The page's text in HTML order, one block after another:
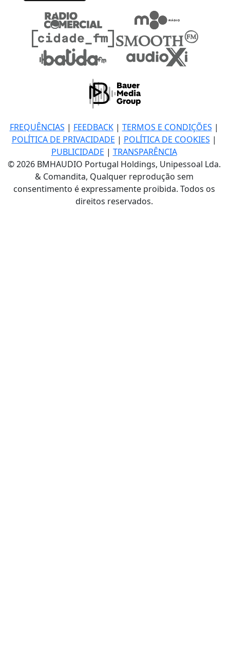
FREQUÊNCIAS | FEEDBACK| TERMOS E CONDIÇÕES |
POLÍTICA DE PRIVACIDADE | POLÍTICA DE COOKIES |
PUBLICIDADE | TRANSPARÊNCIA
© 2026 BMHAUDIO Portugal Holdings, Unipessoal Lda.
& Comandita, Qualquer reprodução sem
consentimento é expressamente proibida. Todos os
direitos reservados.